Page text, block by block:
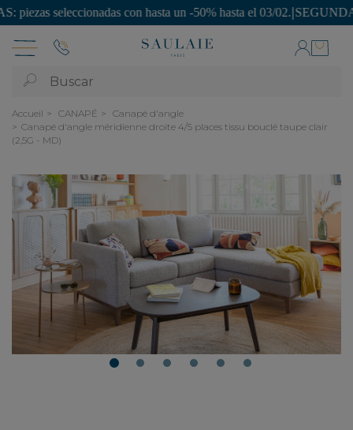
seleccionadas con hasta un -50% hasta el 03/02.|SEGUNDA
Buscar
Accueil CANAPÉ
Canapé d'angle
Canapé d'angle méridienne droite 4/5 places tissu bouclé taupe clair
(2,5G - MD)
1 2 3 4 5 6